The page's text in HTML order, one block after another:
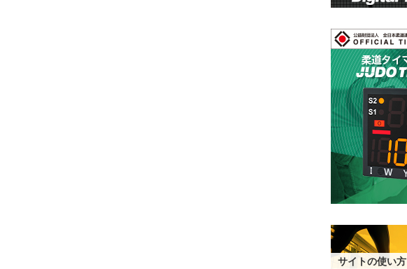
サイトの使い方